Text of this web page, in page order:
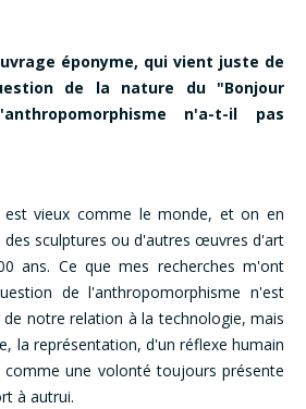
éponyme, qui vient juste de
de la nature du "Bonjour
n'a-t-il pas
est vieux comme le monde, et on en
des sculptures ou d'autres œuvres d'art
ans. Ce que mes recherches m'ont
de l'anthropomorphisme n'est
notre relation à la technologie, mais
la représentation, d'un réflexe humain
une volonté toujours présente
à autrui.